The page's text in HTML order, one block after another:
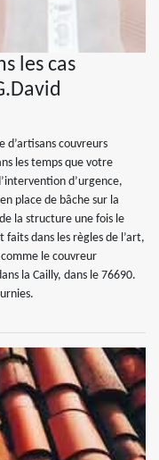
les cas
d’artisans couvreurs
les temps que votre
d’urgence,
place de bâche sur la
la structure une fois le
dans les règles de l’art,
le couvreur
la Cailly, dans le 76690.